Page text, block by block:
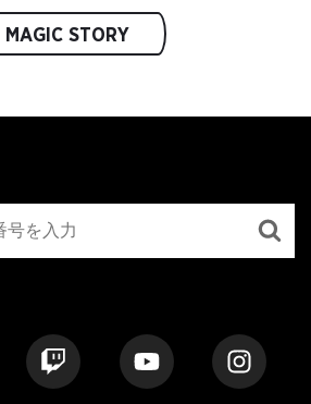
MAGIC STORY